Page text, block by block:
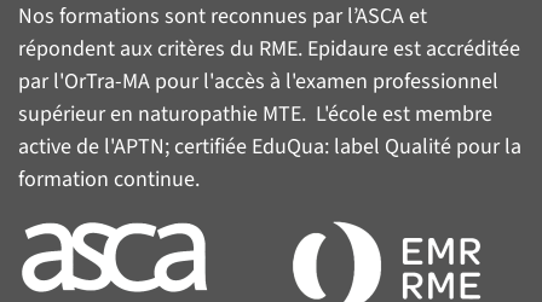
Nos formations sont reconnues par l’ASCAet
répondent aux critères du RME. Epidaure est accréditée
par l'OrTra-MA pour l'accès à l'examen professionnel
supérieur en naturopathie MTE. L'école est membre
active de l'APTN; certifiée EduQua: label Qualité pour la
formation continue.